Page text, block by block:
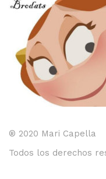
® 2020 Mari Capella
Todos los derechos